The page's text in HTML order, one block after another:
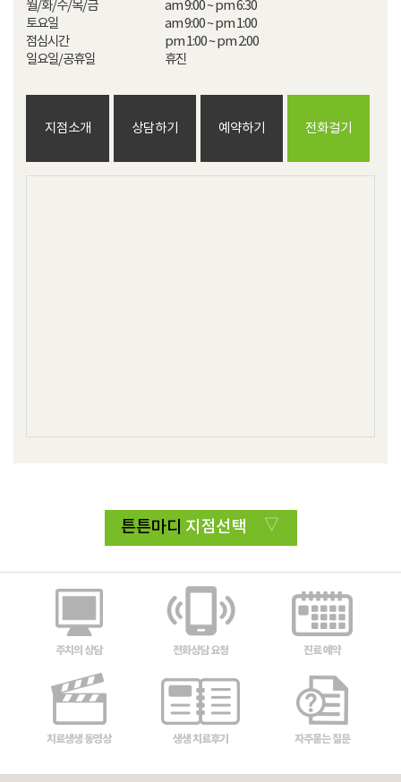
월/화/수/목/금
토요일
점심시간
일요일/공휴일
am 9:00 ~ pm 6:30
am 9:00 ~ pm 1:00
pm 1:00 ~ pm 2:00​
휴진
지점소개 상담하기 예약하기 전화걸기
튼튼마디 지점선택
주치의 상담 전화상담 요청 진료 예약
치료생생 동영상 생생 치료후기 자주묻는 질문